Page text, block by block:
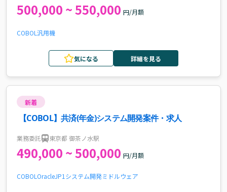
500,000 ~ 550,000 円/月額
COBOL 汎用機
気になる 詳細を見る
新着
【COBOL】共済(年金)システム開発案件・求人
業務委託 東京都 御茶ノ水駅
490,000 ~ 500,000 円/月額
COBOL OracleJP1 システム開発ミドルウェア